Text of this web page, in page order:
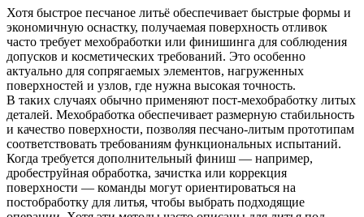
Хотя быстрое песчаное литьё обеспечивает быстрые формы и
экономичную оснастку, получаемая поверхность отливок
часто требует мехобработки или финишинга для соблюдения
допусков и косметических требований. Это особенно
актуально для сопрягаемых элементов, нагруженных
поверхностей и узлов, где нужна высокая точность.
В таких случаях обычно применяют пост-мехобработку литых
деталей. Мехобработка обеспечивает размерную стабильность
и качество поверхности, позволяя песчано-литым прототипам
соответствовать требованиям функциональных испытаний.
Когда требуется дополнительный финиш — например,
дробеструйная обработка, зачистка или коррекция
поверхности — команды могут ориентироваться на
постобработку для литья, чтобы выбрать подходящие